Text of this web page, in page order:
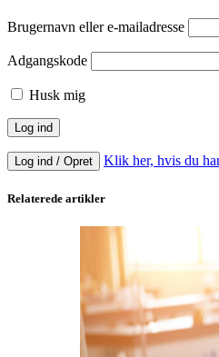
Brugernavn eller e-mailadresse
Adgangskode
Husk mig
Log ind / Opret Klik her, hvis du
Relaterede artikler